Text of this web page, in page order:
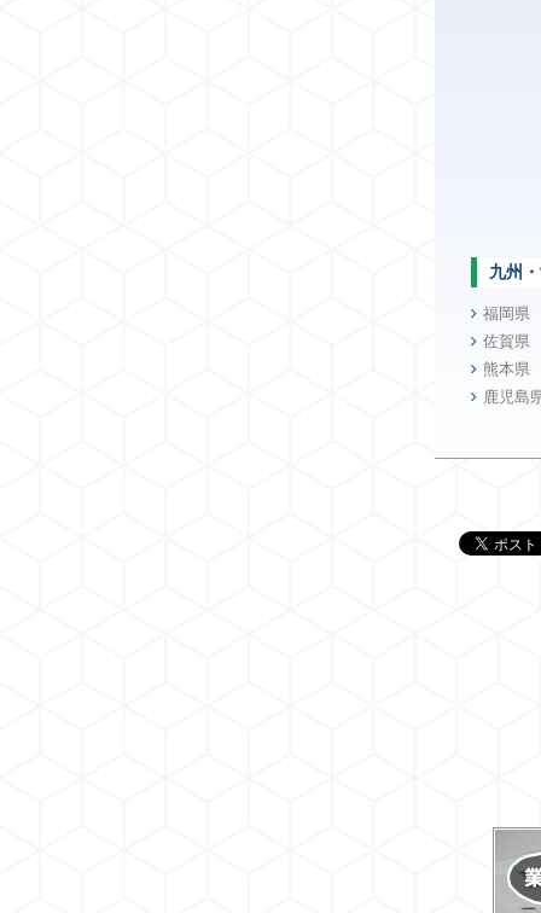
九州
福岡県
佐賀県
熊本県
鹿児島